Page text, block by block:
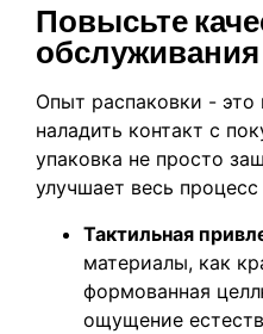
Повысьте
Опыт распаковки -
наладить контакт с
упаковка не просто
улучшает весь
Тактильная
материалы, как
формованная
ощущение